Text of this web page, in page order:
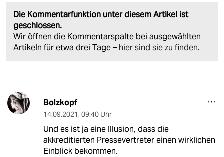
Die Kommentarfunktion unter diesem Artikel ist
geschlossen.
Wir öffnen die Kommentarspalte bei ausgewählten
Artikeln für etwa drei Tage – hier sind sie zu finden.
Bolzkopf
14.09.2021, 09:40 Uhr
Und es ist ja eine Illusion, dass die
akkreditierten Pressevertreter einen wirklichen
Einblick bekommen.